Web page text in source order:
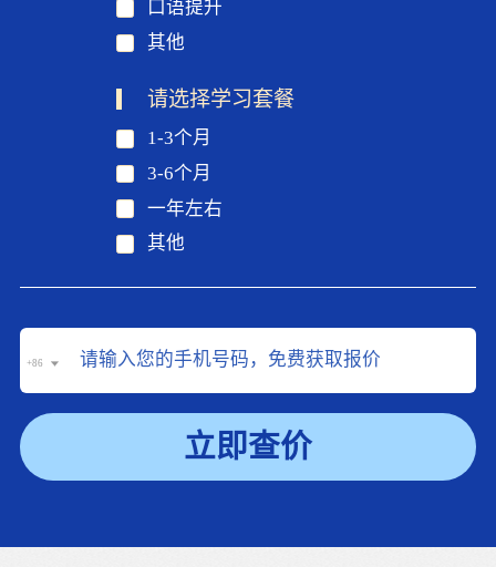
口语提升
其他
请选择学习套餐
1-3个月
3-6个月
一年左右
其他
+86
立即查价